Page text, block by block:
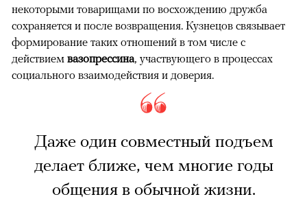
некоторыми товарищами по восхождению дружба
сохраняется и после возвращения. Кузнецов связывает
формирование таких отношений в том числе с
действием вазопрессина, участвующего в процессах
социального взаимодействия и доверия.
Даже один совместный подъем
делает ближе, чем многие годы
общения в обычной жизни.